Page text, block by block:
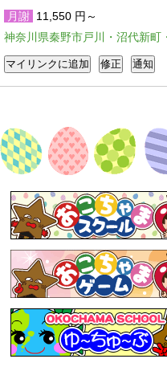
月謝 11,550 円～
神奈川県秦野市戸川・沼代新町